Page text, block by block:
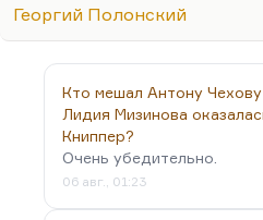
Георгий Полонский
Кто мешал Антону
Лидия Мизинова
Книппер?
Очень убедительно.
06 авг., 01:23